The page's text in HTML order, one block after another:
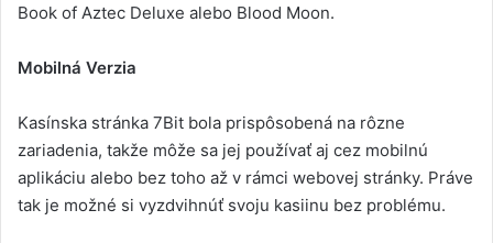
Book of Aztec Deluxe alebo Blood Moon.
Mobilná Verzia
Kasínska stránka 7Bit bola prispôsobená na rôzne
zariadenia, takže môže sa jej používať aj cez mobilnú
aplikáciu alebo bez toho až v rámci webovej stránky. Práve
tak je možné si vyzdvihnúť svoju kasiinu bez problému.